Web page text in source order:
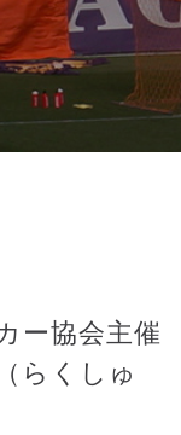
ー協会主催
らくしゅ